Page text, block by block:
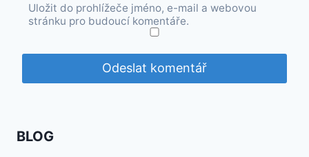
Uložit do prohlížeče jméno, e-mail a webovou
stránku pro budoucí komentáře.
BLOG